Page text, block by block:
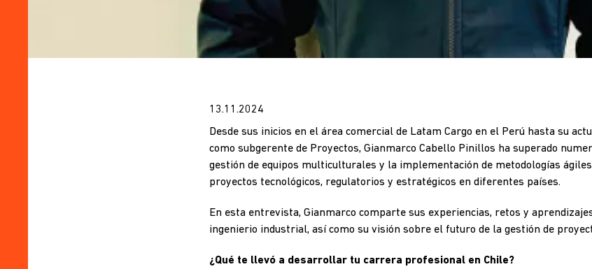
13.11.2024
Desde sus inicios en el área comercial de Latam Cargo en el Perú hasta su
como subgerente de Proyectos, Gianmarco Cabello Pinillos ha superado
gestión de equipos multiculturales y la implementación de metodologías
proyectos tecnológicos, regulatorios y estratégicos en diferentes países.
En esta entrevista, Gianmarco comparte sus experiencias, retos y
ingenierio industrial, así como su visión sobre el futuro de la gestión de
¿Qué te llevó a desarrollar tu carrera profesional en Chile?